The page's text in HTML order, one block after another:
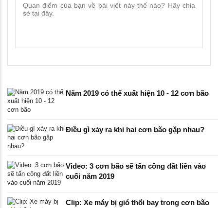
Năm 2019 có thể xuất hiện 10 - 12 cơn bão
Điều gì xảy ra khi hai cơn bão gặp nhau?
Video: 3 cơn bão sẽ tấn công đất liền vào
cuối năm 2019
Clip: Xe máy bị gió thổi bay trong cơn bão